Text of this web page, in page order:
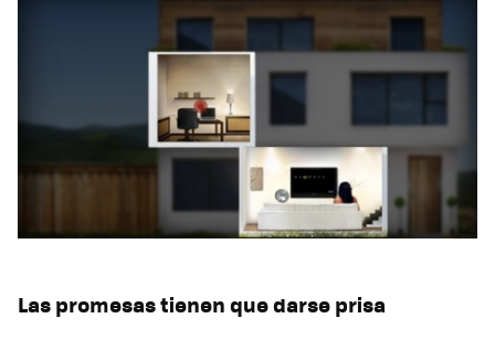
Las promesas tienen que darse prisa